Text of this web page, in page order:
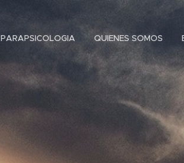
PARAPSICOLOGIA QUIENES SOMOS